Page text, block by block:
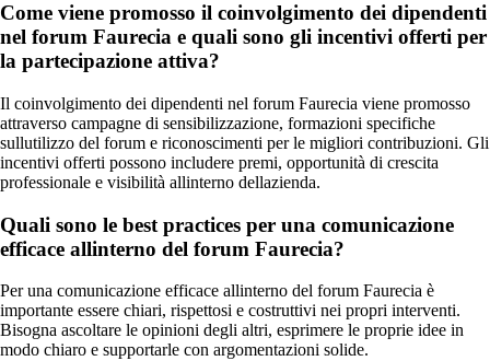
Come viene promosso il coinvolgimento dei dipendenti
nel forum Faurecia e quali sono gli incentivi offerti per
la partecipazione attiva?
Il coinvolgimento dei dipendenti nel forum Faurecia viene promosso
attraverso campagne di sensibilizzazione, formazioni specifiche
sullutilizzo del forum e riconoscimenti per le migliori contribuzioni. Gli
incentivi offerti possono includere premi, opportunità di crescita
professionale e visibilità allinterno dellazienda.
Quali sono le best practices per una comunicazione
efficace allinterno del forum Faurecia?
Per una comunicazione efficace allinterno del forum Faurecia è
importante essere chiari, rispettosi e costruttivi nei propri interventi.
Bisogna ascoltare le opinioni degli altri, esprimere le proprie idee in
modo chiaro e supportarle con argomentazioni solide.